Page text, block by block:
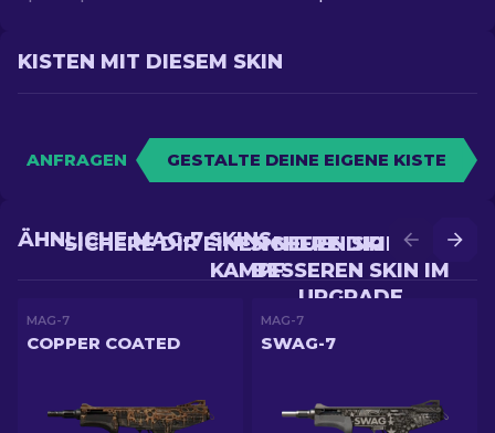
KISTEN MIT DIESEM SKIN
ANFRAGEN GESTALTE DEINE EIGENE KISTE
SICHERE DIR EINEN
BESSEREN SKIN IM
UPGRADE
SICHERE DIR EINEN NEUEN SKIN IM
KAMPF
ÄHNLICHE MAG-7 SKINS
MAG-7
COPPER COATED
MAG-7
SWAG-7